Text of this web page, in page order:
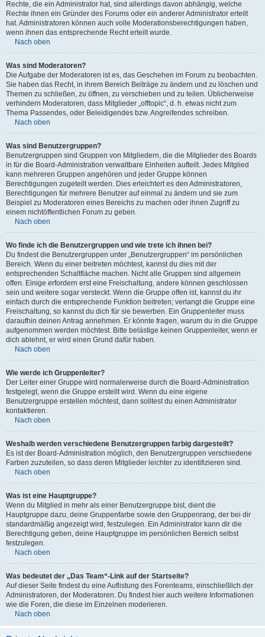
Rechte, die ein Administrator hat, sind allerdings davon abhängig, welche
Rechte ihnen ein Gründer des Forums oder ein anderer Administrator erteilt
hat. Administratoren können auch volle Moderationsberechtigungen haben,
wenn ihnen das entsprechende Recht erteilt wurde.
Nach oben
Was sind Moderatoren?
Die Aufgabe der Moderatoren ist es, das Geschehen im Forum zu beobachten.
Sie haben das Recht, in ihrem Bereich Beiträge zu ändern und zu löschen und
Themen zu schließen, zu öffnen, zu verschieben und zu teilen. Üblicherweise
verhindern Moderatoren, dass Mitglieder „offtopic“, d. h. etwas nicht zum
Thema Passendes, oder Beleidigendes bzw. Angreifendes schreiben.
Nach oben
Was sind Benutzergruppen?
Benutzergruppen sind Gruppen von Mitgliedern, die die Mitglieder des Boards
in für die Board-Administration verwaltbare Einheiten aufteilt. Jedes Mitglied
kann mehreren Gruppen angehören und jeder Gruppe können
Berechtigungen zugeteilt werden. Dies erleichtert es den Administratoren,
Berechtigungen für mehrere Benutzer auf einmal zu ändern und sie zum
Beispiel zu Moderatoren eines Bereichs zu machen oder ihnen Zugriff zu
einem nichtöffentlichen Forum zu geben.
Nach oben
Wo finde ich die Benutzergruppen und wie trete ich ihnen bei?
Du findest die Benutzergruppen unter „Benutzergruppen“ im persönlichen
Bereich. Wenn du einer beitreten möchtest, kannst du dies mit der
entsprechenden Schaltfläche machen. Nicht alle Gruppen sind allgemein
offen. Einige erfordern erst eine Freischaltung, andere können geschlossen
sein und weitere sogar versteckt. Wenn die Gruppe offen ist, kannst du ihr
einfach durch die entsprechende Funktion beitreten; verlangt die Gruppe eine
Freischaltung, so kannst du dich für sie bewerben. Ein Gruppenleiter muss
daraufhin deinen Antrag annehmen. Er könnte fragen, warum du in die Gruppe
aufgenommen werden möchtest. Bitte belästige keinen Gruppenleiter, wenn er
dich ablehnt, er wird einen Grund dafür haben.
Nach oben
Wie werde ich Gruppenleiter?
Der Leiter einer Gruppe wird normalerweise durch die Board-Administration
festgelegt, wenn die Gruppe erstellt wird. Wenn du eine eigene
Benutzergruppe erstellen möchtest, dann solltest du einen Administrator
kontaktieren.
Nach oben
Weshalb werden verschiedene Benutzergruppen farbig dargestellt?
Es ist der Board-Administration möglich, den Benutzergruppen verschiedene
Farben zuzuteilen, so dass deren Mitglieder leichter zu identifizieren sind.
Nach oben
Was ist eine Hauptgruppe?
Wenn du Mitglied in mehr als einer Benutzergruppe bist, dient die
Hauptgruppe dazu, deine Gruppenfarbe sowie den Gruppenrang, der bei dir
standardmäßig angezeigt wird, festzulegen. Ein Administrator kann dir die
Berechtigung geben, deine Hauptgruppe im persönlichen Bereich selbst
festzulegen.
Nach oben
Was bedeutet der „Das Team“-Link auf der Startseite?
Auf dieser Seite findest du eine Auflistung des Forenteams, einschließlich der
Administratoren, der Moderatoren. Du findest hier auch weitere Informationen
wie die Foren, die diese im Einzelnen moderieren.
Nach oben